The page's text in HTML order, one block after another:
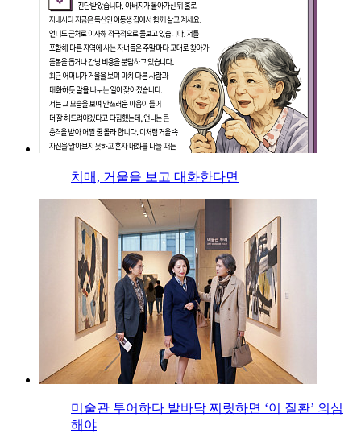
치매, 거울을 보고 대화한다면
미술관 투어하다 발바닥 찌릿하면 ‘이 질환’ 의심
해야